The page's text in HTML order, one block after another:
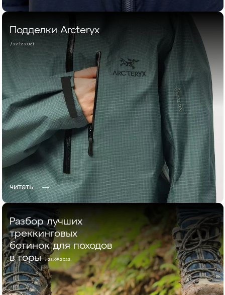
Подделки Arcteryx
/ 27.12.2021
читать
Разбор лучших
треккинговых
ботинок для походов
в горы/ 28.09.2023